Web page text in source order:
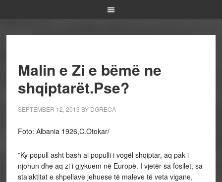
Malin e Zi e bëmë ne
shqiptarët.Pse?
SEPTEMBER 12, 2013 BY DGRECA
Foto: Albania 1926,C.Otokar/
”Ky popull asht bash ai populli i vogël shqiptar, aq pak i
njohun dhe aq zi i gjykuem në Europë. I vjetër sa fosilet, sa
stalaktitat e shpellave jehuese të maleve të veta vigane,